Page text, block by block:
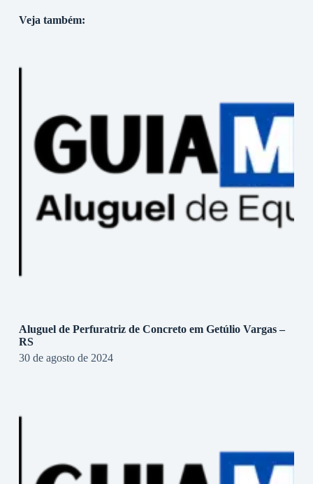
Veja também:
Aluguel de Perfuratriz de Concreto em Getúlio Vargas –
RS
30 de agosto de 2024